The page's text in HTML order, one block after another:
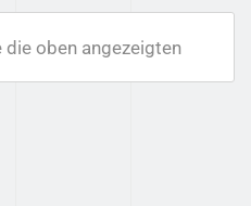
die oben angezeigten